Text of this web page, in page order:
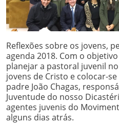
Reflexões sobre os jovens,
agenda 2018. Com o
planejar a pastoral juvenil
jovens de Cristo e colocar-
padre João Chagas,
Juventude do nosso
agentes juvenis do
alguns dias atrás.